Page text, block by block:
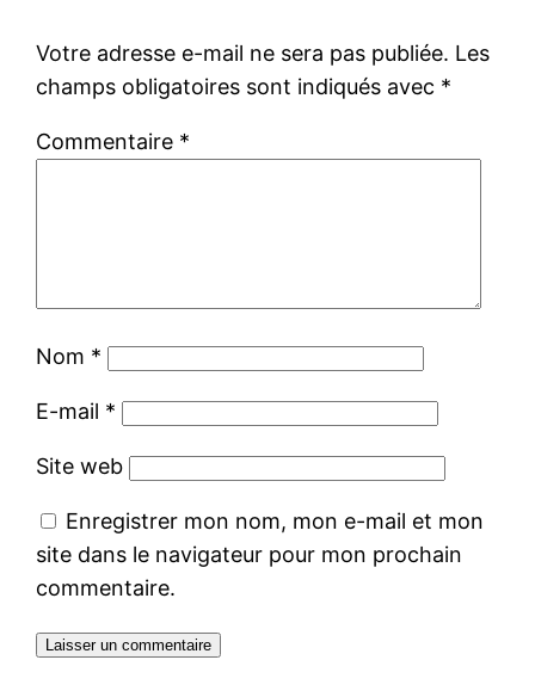
Votre adresse e-mail ne sera pas publiée. Les
champs obligatoires sont indiqués avec *
Commentaire *
Nom *
E-mail *
Site web
Enregistrer mon nom, mon e-mail et mon
site dans le navigateur pour mon prochain
commentaire.